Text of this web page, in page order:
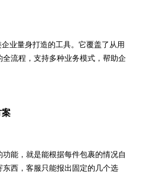
企业量身打造的工具。它覆盖了从用
全流程，支持多种业务模式，帮助企
案
能，就是能根据每件包裹的情况自
西，客服只能报出固定的几个选